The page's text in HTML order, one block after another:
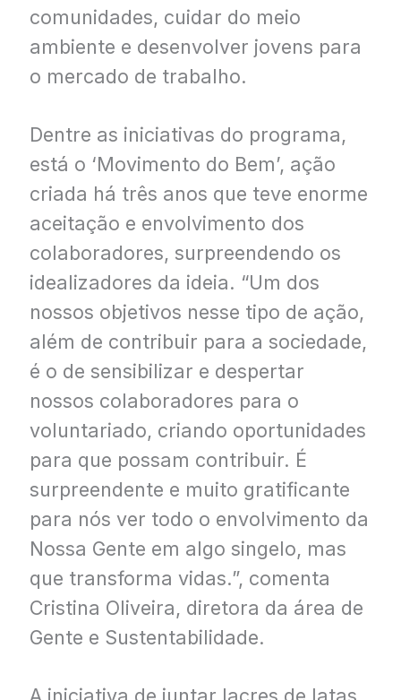
comunidades, cuidar do meio
ambiente e desenvolver jovens para
o mercado de trabalho.
Dentre as iniciativas do programa,
está o ‘Movimento do Bem’, ação
criada há três anos que teve enorme
aceitação e envolvimento dos
colaboradores, surpreendendo os
idealizadores da ideia. “Um dos
nossos objetivos nesse tipo de ação,
além de contribuir para a sociedade,
é o de sensibilizar e despertar
nossos colaboradores para o
voluntariado, criando oportunidades
para que possam contribuir. É
surpreendente e muito gratificante
para nós ver todo o envolvimento da
Nossa Gente em algo singelo, mas
que transforma vidas.”, comenta
Cristina Oliveira, diretora da área de
Gente e Sustentabilidade.